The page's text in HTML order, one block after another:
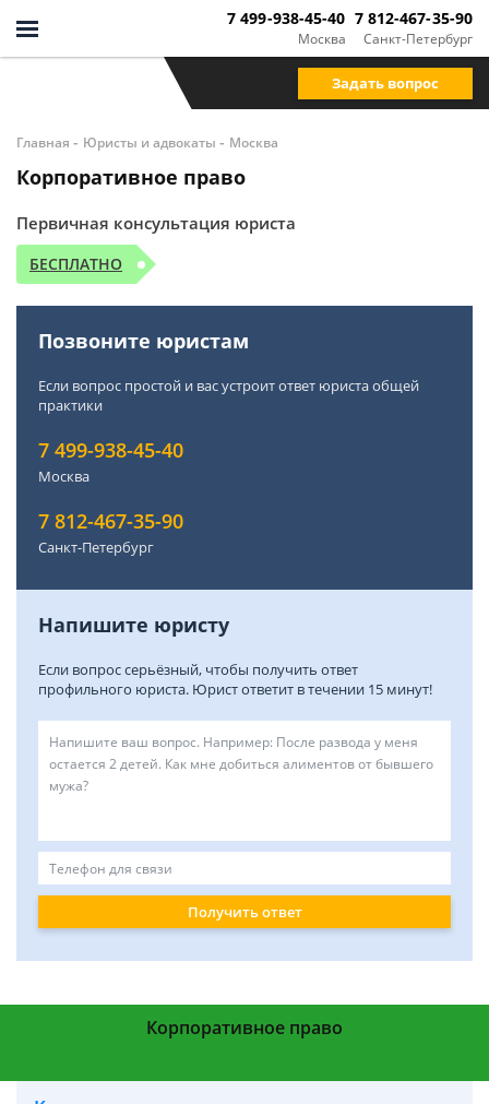
Москва
7 499-938-45-40
Санкт-Петербург
7 812-467-35-90
Задать вопрос
Главная - Юристы и адвокаты - Москва
Корпоративное право
Первичная консультация юриста
БЕСПЛАТНО
Позвоните юристам
Если вопрос простой и вас устроит ответ юриста общей
практики
7 499-938-45-40
Москва
7 812-467-35-90
Санкт-Петербург
Напишите юристу
Если вопрос серьёзный, чтобы получить ответ
профильного юриста. Юрист ответит в течении 15 минут!
Получить ответ
Корпоративное право